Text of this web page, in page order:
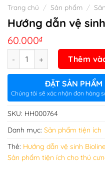
Trang chủ / Sản phẩm /
Hướng dẫn vệ
60.000₫
Thêm
ĐẶT SẢN PHẨM
Chúng tôi sẽ xác nhận đơn hàng
SKU: HH000764
Danh mục: Sản phẩm tiện ích
Thẻ: Hướng dẫn vệ sinh Bioline
Sản phẩm tiện ích cho thú